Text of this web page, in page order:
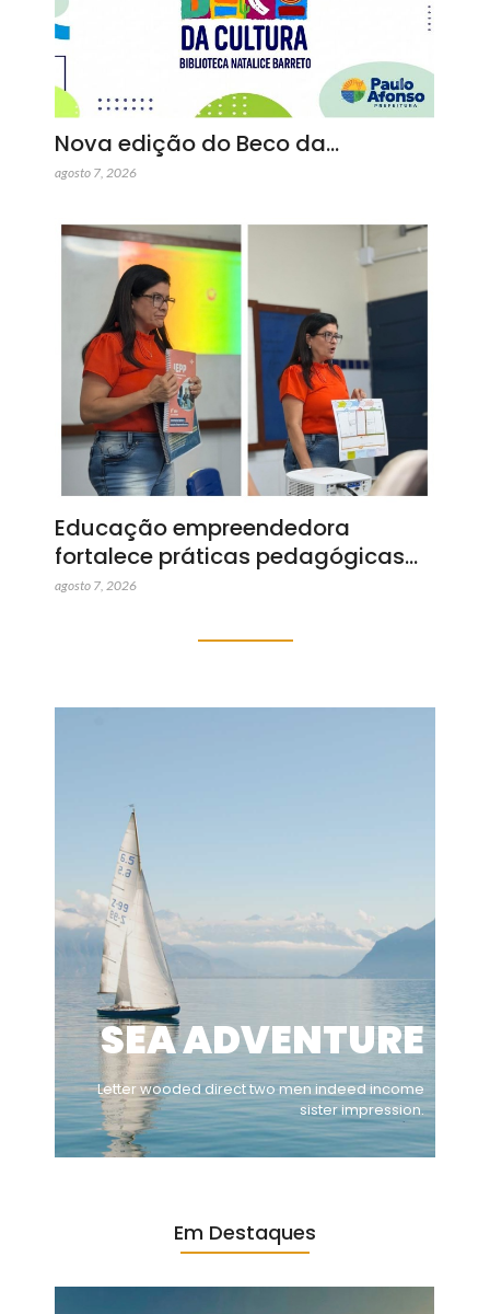
Nova edição do Beco da…
agosto 7, 2026
Educação empreendedora
fortalece práticas pedagógicas…
agosto 7, 2026
SEA ADVENTURE
Letter wooded direct two men indeed income
sister impression.
Em Destaques